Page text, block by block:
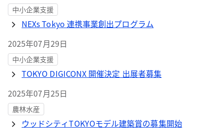
中小企業支援
NEXs Tokyo 連携事業創出プログラム
2025年07月29日
中小企業支援
TOKYO DIGICONX 開催決定 出展者募集
2025年07月25日
農林水産
ウッドシティTOKYOモデル建築賞の募集開始